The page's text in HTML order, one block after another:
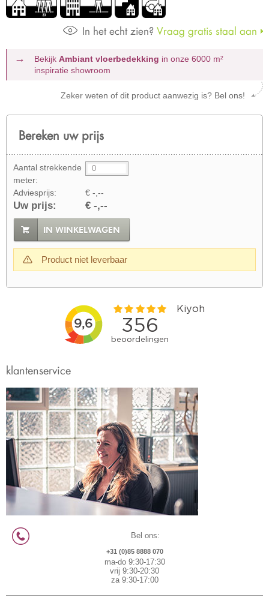
In het echt zien? Vraag gratis staal aan
Bekijk Ambiant vloerbedekking in onze 6000 m²
inspiratie showroom
Zeker weten of dit product aanwezig is? Bel ons!
Bereken uw prijs
Aantal strekkende
meter:
Adviesprijs:
€ -,--
Uw prijs: € -,--
IN WINKELWAGEN
Product niet leverbaar
klantenservice
Bel ons:
+31 (0)85 8888 070
ma-do 9:30-17:30
vrij 9:30-20:30
za 9:30-17:00